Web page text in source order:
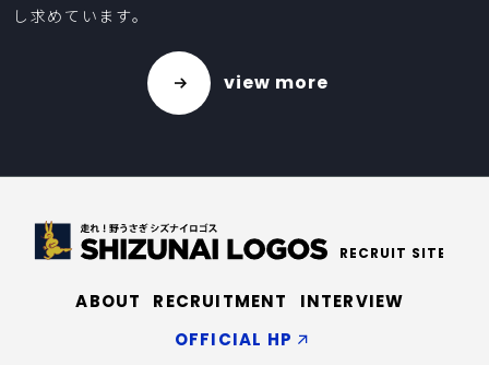
し求めています。
view more
RECRUIT SITE
ABOUT RECRUITMENT
INTERVIEW
OFFICIAL HP